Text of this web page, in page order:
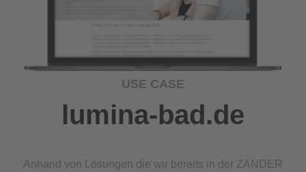
USE CASE
lumina-bad.de
Anhand von Lösungen die wir bereits in der ZANDER